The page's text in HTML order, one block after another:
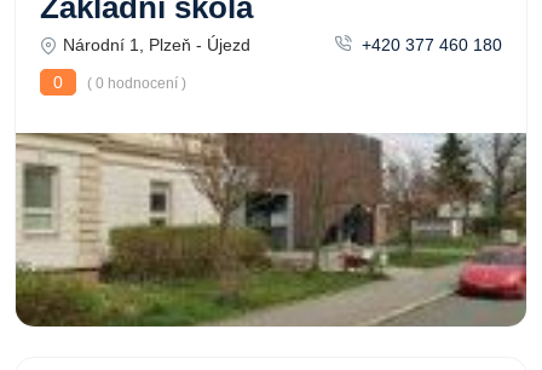
Základní škola
Národní 1, Plzeň - Újezd
+420 377 460 180
0
( 0 hodnocení )